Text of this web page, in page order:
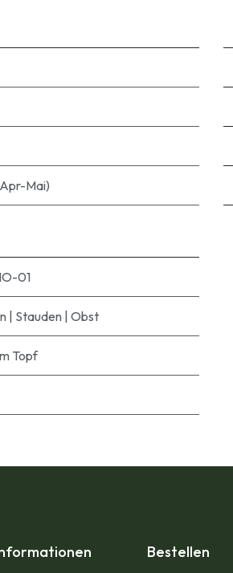
Mai)
01
Stauden Obst
Topf
Bestellen